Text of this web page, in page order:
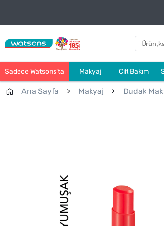
Sadece Watsons’ta Makyaj Cilt Bakım
Ana Sayfa Makyaj Dudak